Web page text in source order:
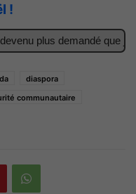
!
plus demandé que
diaspora
communautaire